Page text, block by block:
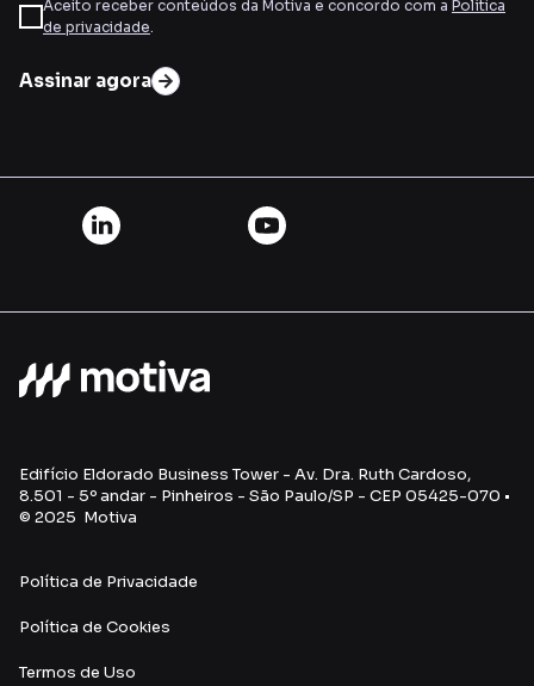
Aceito receber conteúdos da Motiva e concordo com a Política
de privacidade.
Assinar agora
Edifício Eldorado Business Tower - Av. Dra. Ruth Cardoso,
8.501 - 5º andar - Pinheiros - São Paulo/SP - CEP 05425-070 •
© 2025 Motiva
Política de Privacidade
Política de Cookies
Termos de Uso